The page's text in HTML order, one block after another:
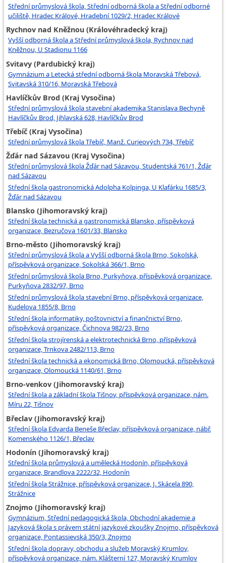
Střední průmyslová škola, Střední odborná škola a Střední odborné
učiliště, Hradec Králové, Hradební 1029/2, Hradec Králové
Rychnov nad Kněžnou (Královéhradecký kraj)
Vyšší odborná škola a Střední průmyslová škola, Rychnov nad
Kněžnou, U Stadionu 1166
Svitavy (Pardubický kraj)
Gymnázium a Letecká střední odborná škola Moravská Třebová,
Svitavská 310/16, Moravská Třebová
Havlíčkův Brod (Kraj Vysočina)
Střední průmyslová škola stavební akademika Stanislava Bechyně
Havlíčkův Brod, Jihlavská 628, Havlíčkův Brod
Třebíč (Kraj Vysočina)
Střední průmyslová škola Třebíč, Manž. Curieových 734, Třebíč
Žďár nad Sázavou (Kraj Vysočina)
Střední průmyslová škola Žďár nad Sázavou, Studentská 761/1, Žďár
nad Sázavou
Střední škola gastronomická Adolpha Kolpinga, U Klafárku 1685/3,
Žďár nad Sázavou
Blansko (Jihomoravský kraj)
Střední škola technická a gastronomická Blansko, příspěvková
organizace, Bezručova 1601/33, Blansko
Brno-město (Jihomoravský kraj)
Střední průmyslová škola a Vyšší odborná škola Brno, Sokolská,
příspěvková organizace, Sokolská 366/1, Brno
Střední průmyslová škola Brno, Purkyňova, příspěvková organizace,
Purkyňova 2832/97, Brno
Střední průmyslová škola stavební Brno, příspěvková organizace,
Kudelova 1855/8, Brno
Střední škola informatiky, poštovnictví a finančnictví Brno,
příspěvková organizace, Čichnova 982/23, Brno
Střední škola strojírenská a elektrotechnická Brno, příspěvková
organizace, Trnkova 2482/113, Brno
Střední škola technická a ekonomická Brno, Olomoucká, příspěvková
organizace, Olomoucká 1140/61, Brno
Brno-venkov (Jihomoravský kraj)
Střední škola a základní škola Tišnov, příspěvková organizace, nám.
Míru 22, Tišnov
Břeclav (Jihomoravský kraj)
Střední škola Edvarda Beneše Břeclav, příspěvková organizace, nábř.
Komenského 1126/1, Břeclav
Hodonín (Jihomoravský kraj)
Střední škola průmyslová a umělecká Hodonín, příspěvková
organizace, Brandlova 2222/32, Hodonín
Střední škola Strážnice, příspěvková organizace, J. Skácela 890,
Strážnice
Znojmo (Jihomoravský kraj)
Gymnázium, Střední pedagogická škola, Obchodní akademie a
Jazyková škola s právem státní jazykové zkoušky Znojmo, příspěvková
organizace, Pontassievská 350/3, Znojmo
Střední škola dopravy, obchodu a služeb Moravský Krumlov,
příspěvková organizace, nám. Klášterní 127, Moravský Krumlov